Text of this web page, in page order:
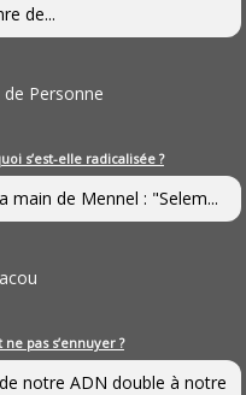
de...
Personne
s’est-elle radicalisée ?
main de Mennel : "Selem...
pas s’ennuyer ?
notre ADN double à notre